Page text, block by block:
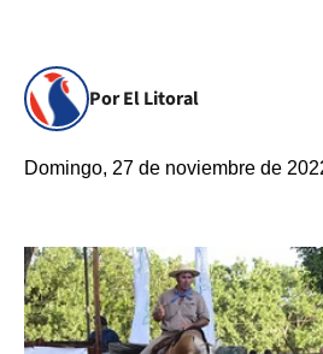
Por El Litoral
Domingo, 27 de noviembre de